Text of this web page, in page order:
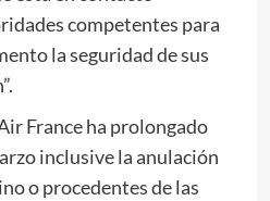
competentes para
la seguridad de sus
France ha prolongado
inclusive la anulación
o procedentes de las